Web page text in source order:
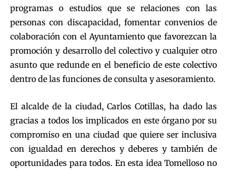
programas o estudios que se relaciones con las
personas con discapacidad, fomentar convenios de
colaboración con el Ayuntamiento que favorezcan la
promoción y desarrollo del colectivo y cualquier otro
asunto que redunde en el beneficio de este colectivo
dentro de las funciones de consulta y asesoramiento.
El alcalde de la ciudad, Carlos Cotillas, ha dado las
gracias a todos los implicados en este órgano por su
compromiso en una ciudad que quiere ser inclusiva
con igualdad en derechos y deberes y también de
oportunidades para todos. En esta idea Tomelloso no